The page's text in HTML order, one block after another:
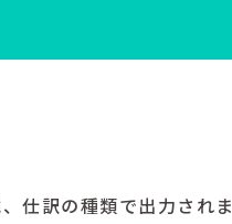
仕訳の種類で出力されま